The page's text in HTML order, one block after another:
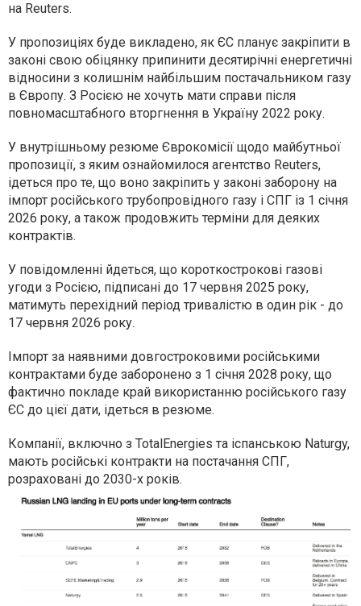
на Reuters.
У пропозиціях буде викладено, як ЄС планує закріпити в
законі свою обіцянку припинити десятирічні енергетичні
відносини з колишнім найбільшим постачальником газу
в Європу. З Росією не хочуть мати справи після
повномасштабного вторгнення в Україну 2022 року.
У внутрішньому резюме Єврокомісії щодо майбутньої
пропозиції, з яким ознайомилося агентство Reuters,
ідеться про те, що воно закріпить у законі заборону на
імпорт російського трубопровідного газу і СПГ із 1 січня
2026 року, а також продовжить терміни для деяких
контрактів.
У повідомленні йдеться, що короткострокові газові
угоди з Росією, підписані до 17 червня 2025 року,
матимуть перехідний період тривалістю в один рік - до
17 червня 2026 року.
Імпорт за наявними довгостроковими російськими
контрактами буде заборонено з 1 січня 2028 року, що
фактично покладе край використанню російського газу
ЄС до цієї дати, ідеться в резюме.
Компанії, включно з TotalEnergies та іспанською Naturgy,
мають російські контракти на постачання СПГ,
розраховані до 2030-х років.